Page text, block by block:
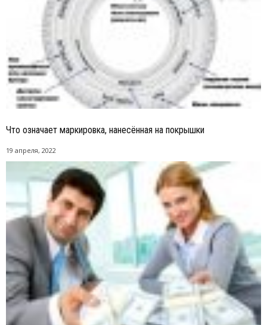
Что означает маркировка, нанесённая на покрышки
19 апреля, 2022